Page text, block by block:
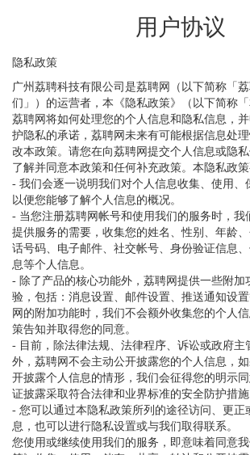
用户协议
隐私政策
广州荔聘科技有限公司是荔聘网（以下简称「
们」）的运营者，本《隐私政策》（以下简称
荔聘网将如何处理您的个人信息和隐私信息，
护隐私的承诺，荔聘网未来有可能根据信息处
改本政策。请您在向荔聘网提交个人信息或隐私
了解并同意本政策和任何补充政策。本隐私政
- 我们会逐一说明我们对个人信息收集、使用、
以便您能够了解个人信息的概况。
- 当您注册荔聘网帐号和使用我们的服务时，我
提供服务的需要，收集您的姓名、性别、年龄
话号码、电子邮件、社交帐号、身份验证信息
息等个人信息。
- 除了产品的核心功能外，荔聘网提供一些附加
验，包括：消息设置、邮件设置、推送通知设
网的附加功能时，我们不会额外收集您的个人
策告知并取得您的同意。
- 目前，除法律法规、法律程序、诉讼或政府主
外，荔聘网不会主动公开披露您的个人信息，
开披露个人信息的情形，我们会征得您的明示
证披露采取符合法律和业界标准的安全防护措施
- 您可以通过本隐私政策所列的途径访问、更正
息，也可以进行隐私设置或与我们取得联系。
您使用或继续使用我们的服务，即意味着同意